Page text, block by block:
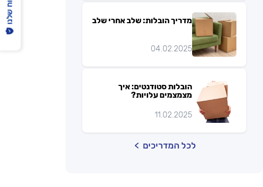
מדריך הובלות: שלב אחרי שלב
04.02.2025
הובלות סטודנטים: איך
מצמצמים עלויות?
11.02.2025
לכל המדריכים